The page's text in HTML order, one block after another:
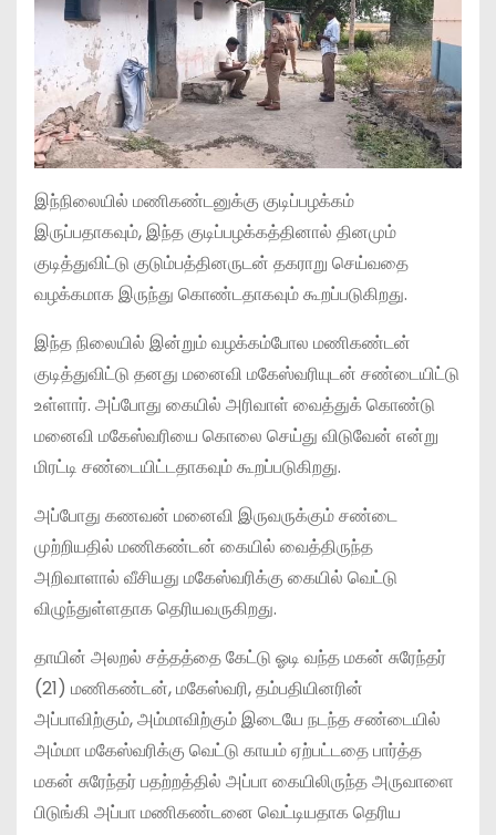
இந்நிலையில் மணிகண்டனுக்கு குடிப்பழக்கம்
இருப்பதாகவும், இந்த குடிப்பழக்கத்தினால் தினமும்
குடித்துவிட்டு குடும்பத்தினருடன் தகராறு செய்வதை
வழக்கமாக இருந்து கொண்டதாகவும் கூறப்படுகிறது.
இந்த நிலையில் இன்றும் வழக்கம்போல மணிகண்டன்
குடித்துவிட்டு தனது மனைவி மகேஸ்வரியுடன் சண்டையிட்டு
உள்ளார். அப்போது கையில் அரிவாள் வைத்துக் கொண்டு
மனைவி மகேஸ்வரியை கொலை செய்து விடுவேன் என்று
மிரட்டி சண்டையிட்டதாகவும் கூறப்படுகிறது.
அப்போது கணவன் மனைவி இருவருக்கும் சண்டை
முற்றியதில் மணிகண்டன் கையில் வைத்திருந்த
அறிவாளால் வீசியது மகேஸ்வரிக்கு கையில் வெட்டு
விழுந்துள்ளதாக தெரியவருகிறது.
தாயின் அலறல் சத்தத்தை கேட்டு ஓடி வந்த மகன் சுரேந்தர்
(21) மணிகண்டன், மகேஸ்வரி, தம்பதியினரின்
அப்பாவிற்கும், அம்மாவிற்கும் இடையே நடந்த சண்டையில்
அம்மா மகேஸ்வரிக்கு வெட்டு காயம் ஏற்பட்டதை பார்த்த
மகன் சுரேந்தர் பதற்றத்தில் அப்பா கையிலிருந்த அருவாளை
பிடுங்கி அப்பா மணிகண்டனை வெட்டியதாக தெரிய